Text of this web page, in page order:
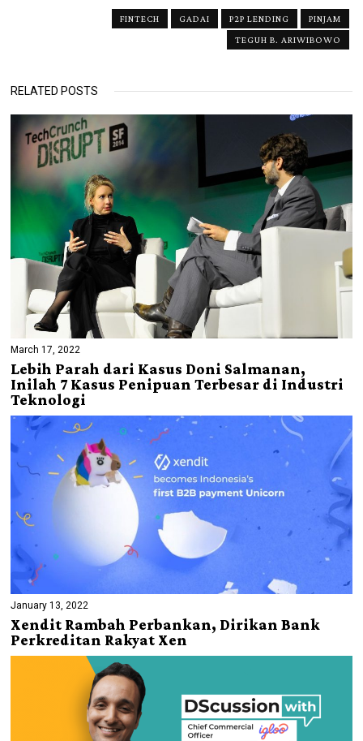
FINTECH GADAI P2P LENDING
PINJAM
TEGUH B. ARIWIBOWO
RELATED POSTS
March 17, 2022
Lebih Parah dari Kasus Doni Salmanan,
Inilah 7 Kasus Penipuan Terbesar di Industri
Teknologi
January 13, 2022
Xendit Rambah Perbankan, Dirikan Bank
Perkreditan Rakyat Xen